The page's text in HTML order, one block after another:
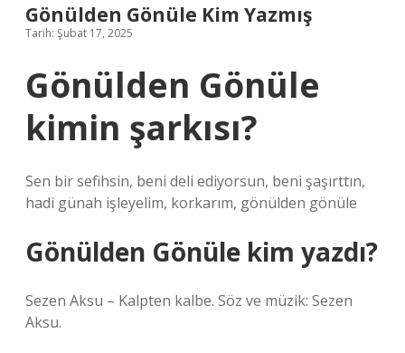
Gönülden Gönüle Kim Yazmış
Tarih: Şubat 17, 2025
Gönülden Gönüle
kimin şarkısı?
Sen bir sefihsin, beni deli ediyorsun, beni şaşırttın,
hadi günah işleyelim, korkarım, gönülden gönüle
Gönülden Gönüle kim yazdı?
Sezen Aksu – Kalpten kalbe. Söz ve müzik: Sezen
Aksu.